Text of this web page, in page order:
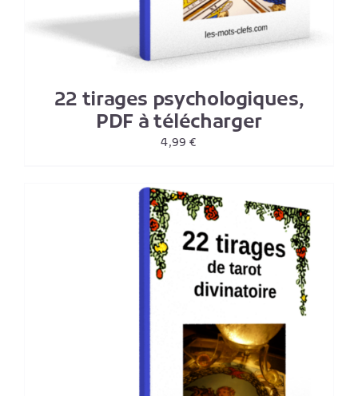
22 tirages psychologiques,
PDF à télécharger
4,99€